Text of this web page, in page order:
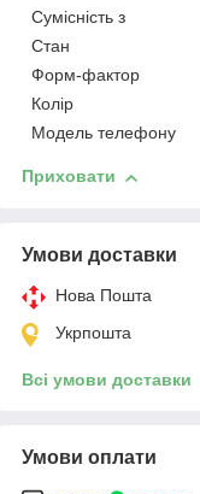
Сумісність з
Стан
Форм-фактор
Колір
Модель телефону
Приховати
Умови доставки
Нова Пошта
Укрпошта
Всі умови доставки
Умови оплати